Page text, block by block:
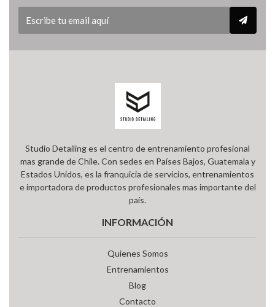
Studio Detailing es el centro de entrenamiento profesional
mas grande de Chile. Con sedes en Países Bajos, Guatemala y
Estados Unidos, es la franquicia de servicios, entrenamientos
e importadora de productos profesionales mas importante del
país.
INFORMACIÓN
Quienes Somos
Entrenamientos
Blog
Contacto